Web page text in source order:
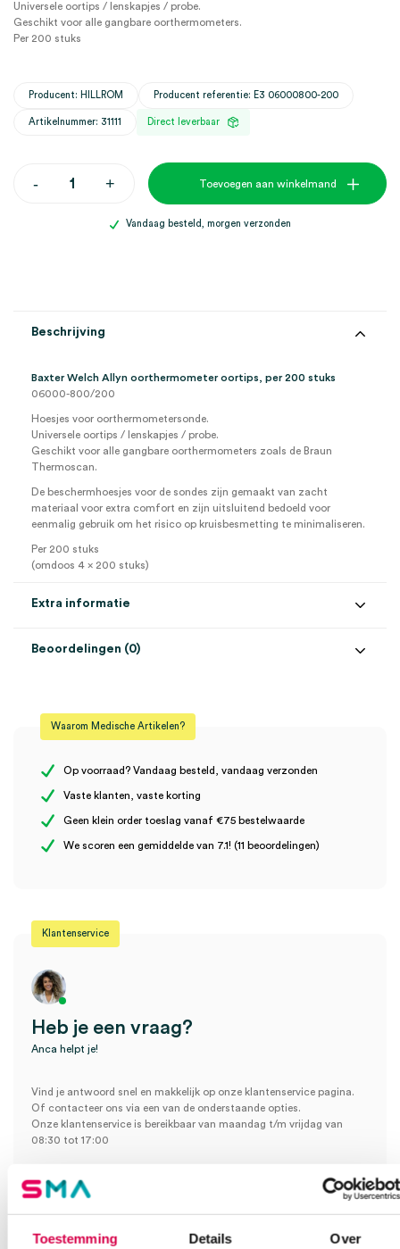
Toestemming Details Over
Universele oortips / lenskapjes / probe.
Geschikt voor alle gangbare oorthermometers.
Per 200 stuks
Producent: HILLROM Producent referentie: E3 06000800-200
Artikelnummer: 31111 Direct leverbaar
-Baxter
oorthermometer
+ Toevoegen aan winkelmand
Vandaag besteld, morgen verzonden
Beschrijving
Baxter Welch Allyn oorthermometer oortips, per 200 stuks
06000-800/200
Hoesjes voor oorthermometersonde.
Universele oortips / lenskapjes / probe.
Geschikt voor alle gangbare oorthermometers zoals de Braun
Thermoscan.
De beschermhoesjes voor de sondes zijn gemaakt van zacht
materiaal voor extra comfort en zijn uitsluitend bedoeld voor
eenmalig gebruik om het risico op kruisbesmetting te minimaliseren.
Per 200 stuks
(omdoos 4 x 200 stuks)
Extra informatie
Beoordelingen (0)
Er zijn nog geen beoordelingen.
(200)” te beoordelen
Waarom Medische Artikelen?
Op voorraad? Vandaag besteld, vandaag verzonden
Vaste klanten, vaste korting
Geen klein order toeslag vanaf €75 bestelwaarde
We scoren een gemiddelde van 7.1! (11 beoordelingen)
Klantenservice
Heb je een vraag?
Anca helpt je!
Vind je antwoord snel en makkelijk op onze klantenservice pagina.
Of contacteer ons via een van de onderstaande opties.
Onze klantenservice is bereikbaar van maandag t/m vrijdag van
08:30 tot 17:00
Bel Anca